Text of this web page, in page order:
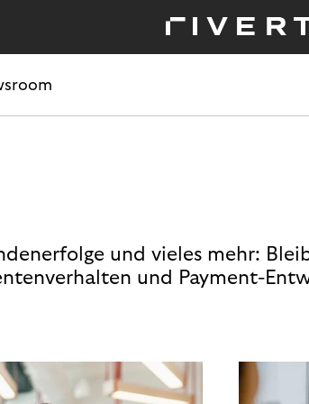
und vieles mehr:
und Payment-